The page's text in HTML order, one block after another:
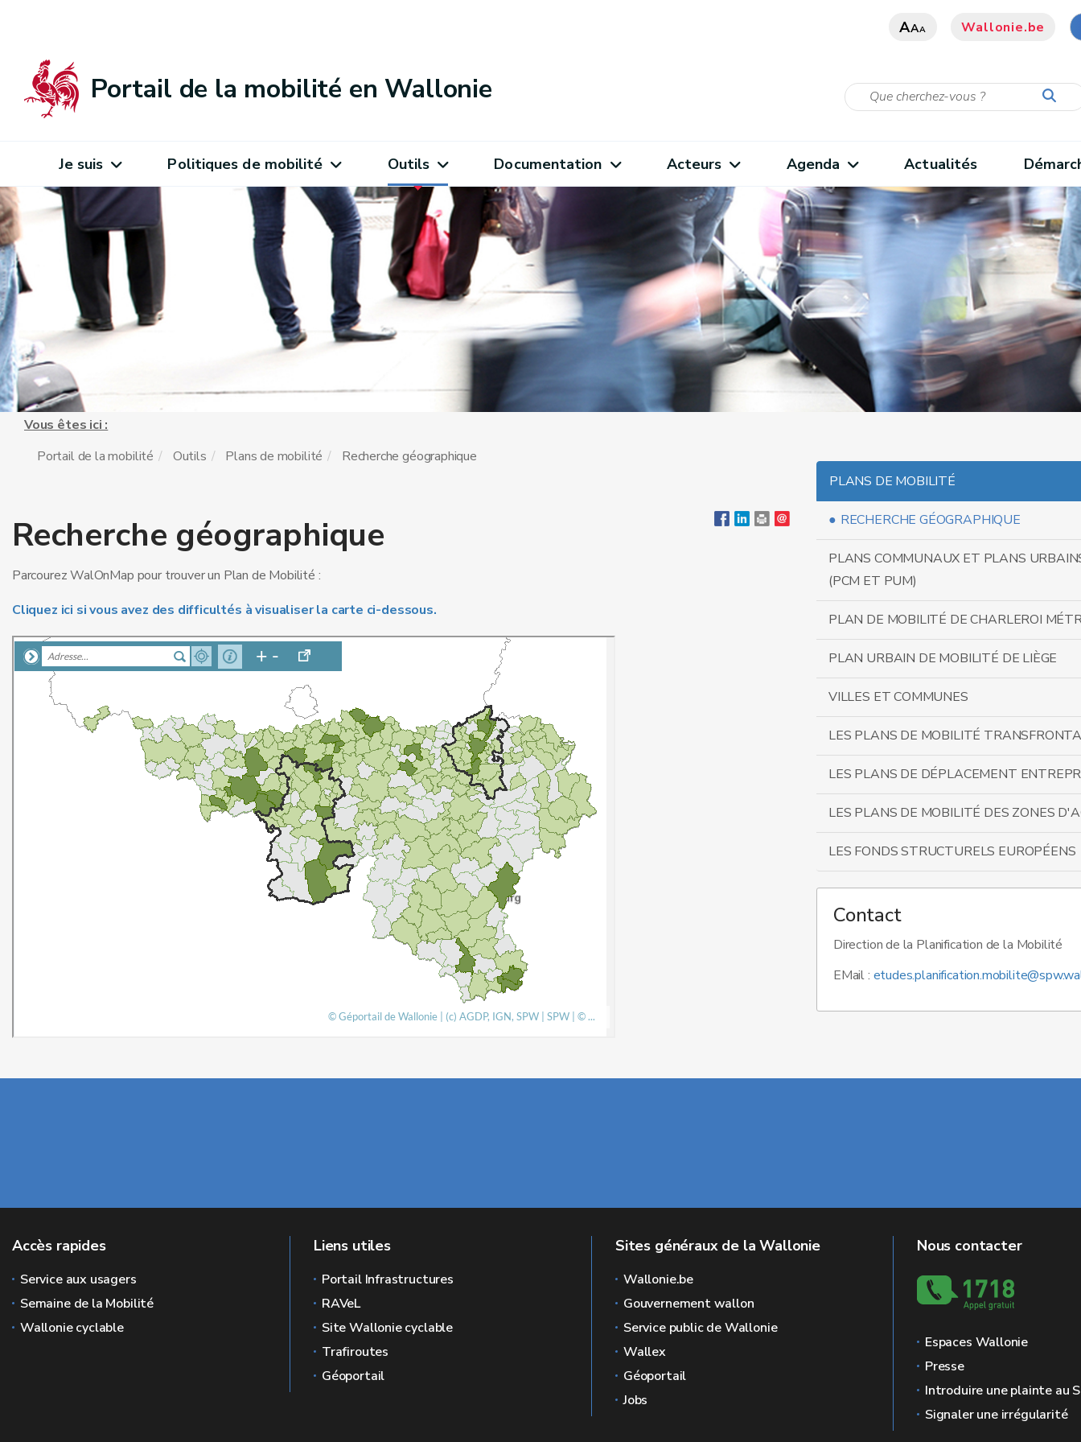
AAA Wallonie.be
Portail de la mobilité en Wallonie
Je suis Politiques de mobilité Outils Documentation Acteurs Agenda Actualités
Vous êtes ici :
Portail de la mobilité
Outils Plans de mobilité Recherche géographique
Recherche géographique
Parcourez WalOnMap pour trouver un Plan de Mobilité :
Cliquez ici si vous avez des difficultés à visualiser la carte ci-dessous.
PLANS DE MOBILITÉ
RECHERCHE GÉOGRAPHIQUE
PLANS COMMUNAUX ET PLANS
(PCM ET PUM)
PLAN DE MOBILITÉ DE CHARLEROI
PLAN URBAIN DE MOBILITÉ DE LIÈGE
VILLES ET COMMUNES
LES PLANS DE MOBILITÉ
LES PLANS DE DÉPLACEMENT
LES PLANS DE MOBILITÉ DES ZONES
LES FONDS STRUCTURELS EUROPÉENS
Contact
Direction de la Planification de la Mobilité
EMail :
Accès rapides
Service aux usagers
Semaine de la Mobilité
Wallonie cyclable
Liens utiles
Portail Infrastructures
RAVeL
Site Wallonie cyclable
Trafiroutes
Géoportail
Sites généraux de la Wallonie
Wallonie.be
Gouvernement wallon
Service public de Wallonie
Wallex
Géoportail
Jobs
Nous contacter
Espaces Wallonie
Presse
Introduire une plainte au
Signaler une irrégularité